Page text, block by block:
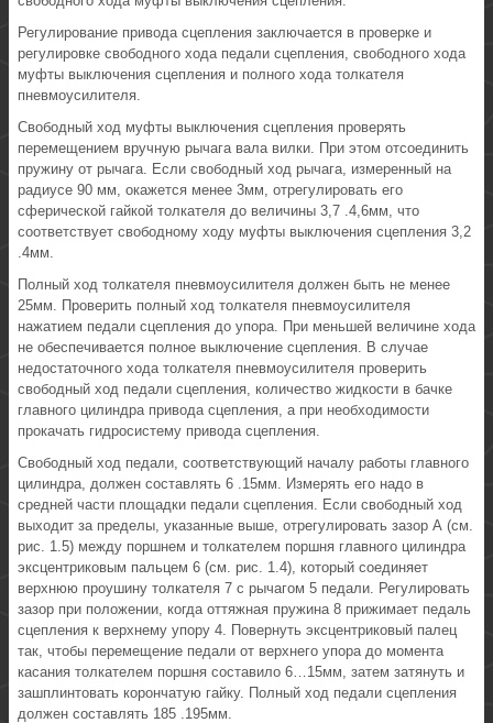
Регулирование привода сцепления заключается в проверке и
регулировке свободного хода педали сцепления, свободного хода
муфты выключения сцепления и полного хода толкателя
пневмоусилителя.
Свободный ход муфты выключения сцепления проверять
перемещением вручную рычага вала вилки. При этом отсоединить
пружину от рычага. Если свободный ход рычага, измеренный на
радиусе 90 мм, окажется менее 3мм, отрегулировать его
сферической гайкой толкателя до величины 3,7 .4,6мм, что
соответствует свободному ходу муфты выключения сцепления 3,2
.4мм.
Полный ход толкателя пневмоусилителя должен быть не менее
25мм. Проверить полный ход толкателя пневмоусилителя
нажатием педали сцепления до упора. При меньшей величине хода
не обеспечивается полное выключение сцепления. В случае
недостаточного хода толкателя пневмоусилителя проверить
свободный ход педали сцепления, количество жидкости в бачке
главного цилиндра привода сцепления, а при необходимости
прокачать гидросистему привода сцепления.
Свободный ход педали, соответствующий началу работы главного
цилиндра, должен составлять 6 .15мм. Измерять его надо в
средней части площадки педали сцепления. Если свободный ход
выходит за пределы, указанные выше, отрегулировать зазор А (см.
рис. 1.5) между поршнем и толкателем поршня главного цилиндра
эксцентриковым пальцем 6 (см. рис. 1.4), который соединяет
верхнюю проушину толкателя 7 с рычагом 5 педали. Регулировать
зазор при положении, когда оттяжная пружина 8 прижимает педаль
сцепления к верхнему упору 4. Повернуть эксцентриковый палец
так, чтобы перемещение педали от верхнего упора до момента
касания толкателем поршня составило 6…15мм, затем затянуть и
зашплинтовать корончатую гайку. Полный ход педали сцепления
должен составлять 185 .195мм.